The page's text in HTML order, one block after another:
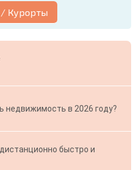
/ Курорты
недвижимость в 2026 году?
быстро и